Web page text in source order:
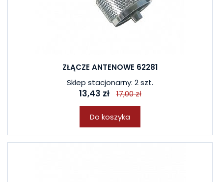
ZŁĄCZE ANTENOWE 62281
Sklep stacjonarny: 2 szt.
13,43 zł 17,00 zł
Do koszyka